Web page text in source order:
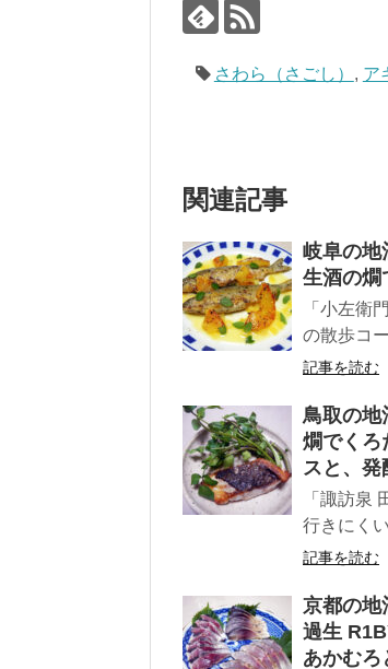
さわら（さごし） , ア
関連記事
岐阜の地
生酒の燗
「小左衛
の散歩コ
記事を読む
鳥取の地
燗でくろ
スと、発
「諏訪泉
行きにく
記事を読む
京都の地
過生
あかむろ